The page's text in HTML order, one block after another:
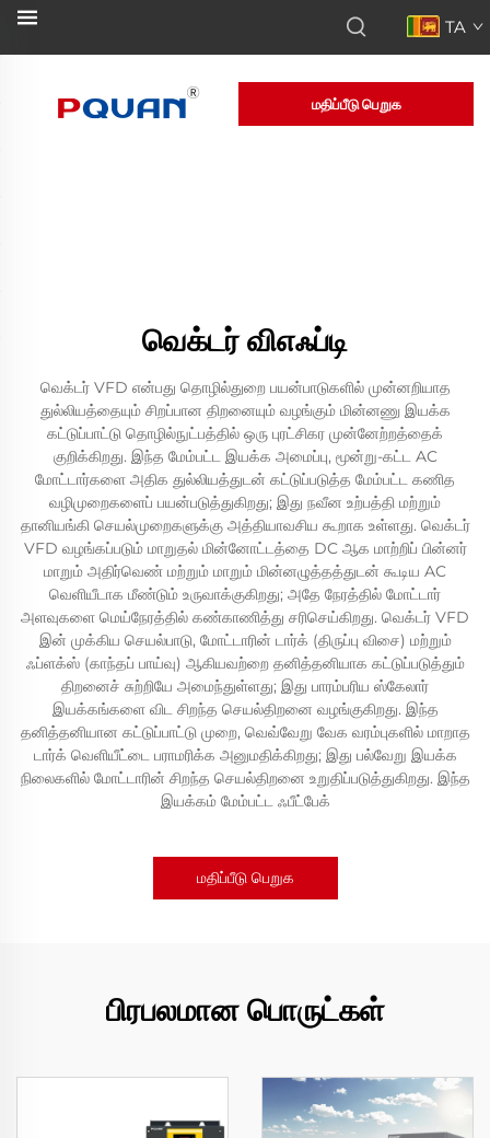
TA
மதிப்பீடு பெறுக
வெக்டர் விஎஃப்டி
வெக்டர் VFD என்பது தொழில்துறை பயன்பாடுகளில் முன்னறியாத
துல்லியத்தையும் சிறப்பான திறனையும் வழங்கும் மின்னணு இயக்க
கட்டுப்பாட்டு தொழில்நுட்பத்தில் ஒரு புரட்சிகர முன்னேற்றத்தைக்
குறிக்கிறது. இந்த மேம்பட்ட இயக்க அமைப்பு, மூன்று-கட்ட AC
மோட்டார்களை அதிக துல்லியத்துடன் கட்டுப்படுத்த மேம்பட்ட கணித
வழிமுறைகளைப் பயன்படுத்துகிறது; இது நவீன உற்பத்தி மற்றும்
தானியங்கி செயல்முறைகளுக்கு அத்தியாவசிய கூறாக உள்ளது. வெக்டர்
VFD வழங்கப்படும் மாறுதல் மின்னோட்டத்தை DC ஆக மாற்றிப் பின்னர்
மாறும் அதிர்வெண் மற்றும் மாறும் மின்னழுத்தத்துடன் கூடிய AC
வெளியீடாக மீண்டும் உருவாக்குகிறது; அதே நேரத்தில் மோட்டார்
அளவுகளை மெய்நேரத்தில் கண்காணித்து சரிசெய்கிறது. வெக்டர் VFD
இன் முக்கிய செயல்பாடு, மோட்டாரின் டார்க் (திருப்பு விசை) மற்றும்
ஃப்ளக்ஸ் (காந்தப் பாய்வு) ஆகியவற்றை தனித்தனியாக கட்டுப்படுத்தும்
திறனைச் சுற்றியே அமைந்துள்ளது; இது பாரம்பரிய ஸ்கேலார்
இயக்கங்களை விட சிறந்த செயல்திறனை வழங்குகிறது. இந்த
தனித்தனியான கட்டுப்பாட்டு முறை, வெவ்வேறு வேக வரம்புகளில் மாறாத
டார்க் வெளியீட்டை பராமரிக்க அனுமதிக்கிறது; இது பல்வேறு இயக்க
நிலைகளில் மோட்டாரின் சிறந்த செயல்திறனை உறுதிப்படுத்துகிறது. இந்த
இயக்கம் மேம்பட்ட ஃபீட்பேக்
மதிப்பீடு பெறுக
பிரபலமான பொருட்கள்